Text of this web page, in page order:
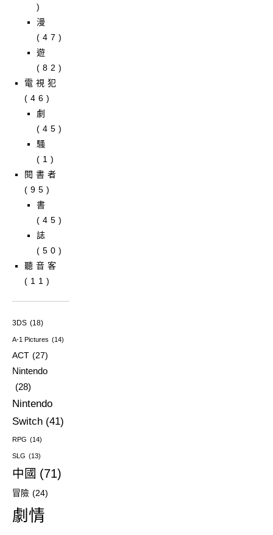
)
漫
(47)
遊
(82)
電視犯
(46)
劇
(45)
騷
(1)
閱書者
(95)
書
(45)
誌
(50)
聽音客
(11)
3DS (18)
A-1 Pictures (14)
ACT (27)
Nintendo
(28)
Nintendo
Switch (41)
RPG (14)
SLG (13)
中國 (71)
冒險 (24)
劇情